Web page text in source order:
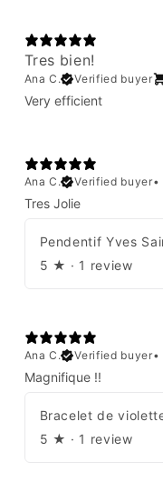
Tres bien!
Ana C. Verified buyer
Very efficient
Ana C.
Verified buyer•
Tres Jolie
5 ★ · 1 review
Ana C.
Verified buyer•
Magnifique !!
5 ★ · 1 review